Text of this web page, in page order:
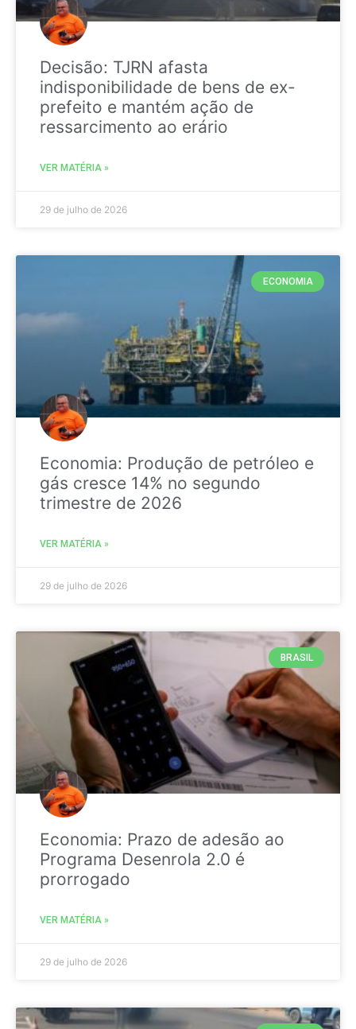
Decisão: TJRN afasta
indisponibilidade de bens de ex-
prefeito e mantém ação de
ressarcimento ao erário
VER MATÉRIA »
29 de julho de 2026
ECONOMIA
Economia: Produção de petróleo e
gás cresce 14% no segundo
trimestre de 2026
VER MATÉRIA »
29 de julho de 2026
BRASIL
Economia: Prazo de adesão ao
Programa Desenrola 2.0 é
prorrogado
VER MATÉRIA »
29 de julho de 2026